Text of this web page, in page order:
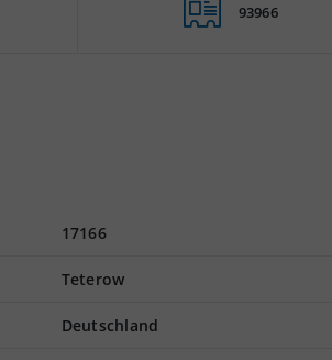
93966
17166
Teterow
Deutschland